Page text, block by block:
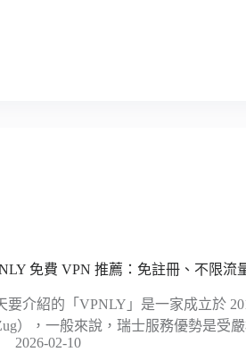
免費 VPN 推薦：免註冊、不限流
要介紹的「VPNLY」是一家成立於
），一般來說，瑞士服務優勢是受
2026-02-10